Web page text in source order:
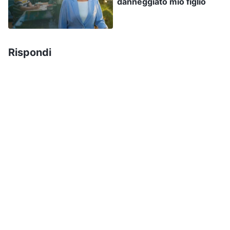
un’importante scuola superiore se continui così?”
Mia figlia si ritraeva per la paura, con gli occhi
inteneriva e pensavo: “Forse dovrei lasciare che
Rispondi